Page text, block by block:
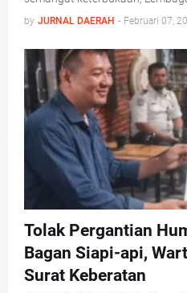
by JURNAL DAERAH - Februari 07,
Tolak Pergantian
Bagan Siapi-api,
Surat Keberatan